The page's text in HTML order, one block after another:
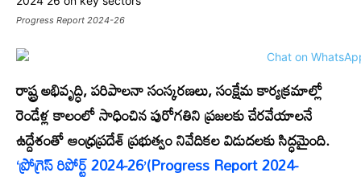
Progress Report 2024-26
రాష్ట్ర అభివృద్ధి, పరిపాలనా సంస్కరణలు, సంక్షేమ కార్యక్రమాల్లో
రెండేళ్ల కాలంలో సాధించిన పురోగతిని ప్రజలకు చేరవేయాలనే
ఉద్దేశంతో ఆంధ్రప్రదేశ్ ప్రభుత్వం నివేదికల విడుదలకు సిద్ధమైంది.
‘ప్రోగ్రెస్ రిపోర్ట్ 2024-26’(Progress Report 2024-